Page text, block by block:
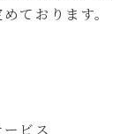
ております。
ビス